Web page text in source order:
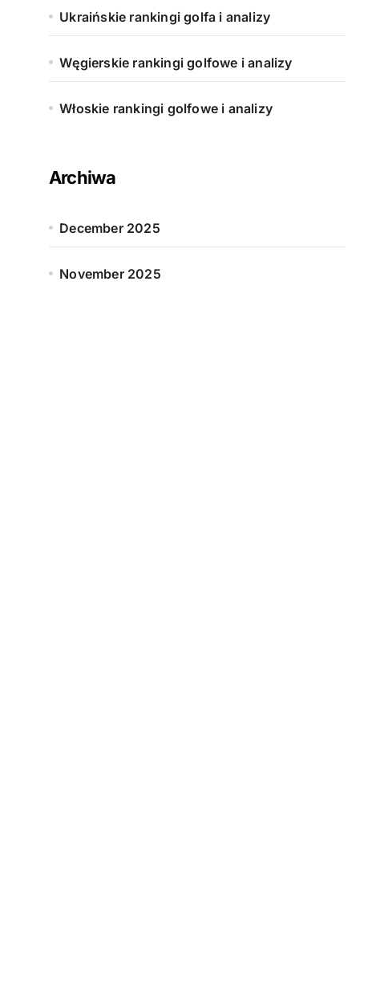
Ukraińskie rankingi golfa i analizy
Węgierskie rankingi golfowe i analizy
Włoskie rankingi golfowe i analizy
Archiwa
December 2025
November 2025